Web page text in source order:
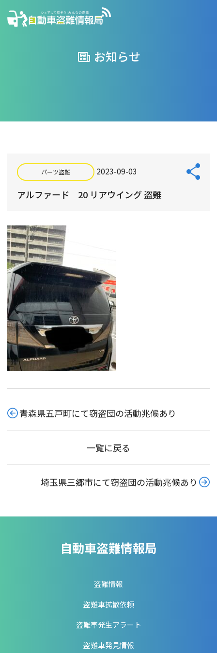
お知らせ
パーツ盗難 2023-09-03
アルファード 20 リアウイング 盗難
青森県五戸町にて窃盗団の活動兆候あり
一覧に戻る
埼玉県三郷市にて窃盗団の活動兆候あり
自動車盗難情報局
盗難情報
盗難車拡散依頼
盗難車発生アラート
盗難車発見情報